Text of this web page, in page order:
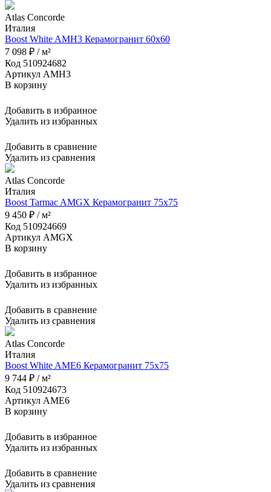
Atlas Concorde
Италия
Boost White AMH3 Керамогранит 60x60
7 098 ₽ / м²
Код 510924682
Артикул AMH3
В корзину
Добавить в избранное
Удалить из избранных
Добавить в сравнение
Удалить из сравнения
Atlas Concorde
Италия
Boost Tarmac AMGX Керамогранит 75x75
9 450 ₽ / м²
Код 510924669
Артикул AMGX
В корзину
Добавить в избранное
Удалить из избранных
Добавить в сравнение
Удалить из сравнения
Atlas Concorde
Италия
Boost White AME6 Керамогранит 75x75
9 744 ₽ / м²
Код 510924673
Артикул AME6
В корзину
Добавить в избранное
Удалить из избранных
Добавить в сравнение
Удалить из сравнения